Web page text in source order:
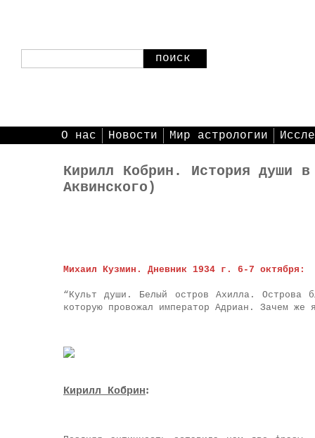
поиск
О нас Новости Мир астрологии
Кирилл Кобрин. История души
Аквинского)
Михаил Кузмин. Дневник 1934 г. 6-7 октября:
“Культ души. Белый остров Ахилла.
которую провожал император Адриан. Зачем
Кирилл Кобрин: